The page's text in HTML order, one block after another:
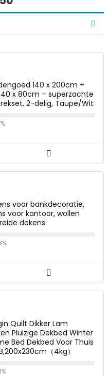
140 x 200cm +
x 80cm – superzachte
2-delig, Taupe/Wit
voor bankdecoratie,
voor kantoor, wollen
dekens
Quilt Dikker Lam
Pluizige Dekbed Winter
Bed Dekbed Voor Thuis
（4kg）